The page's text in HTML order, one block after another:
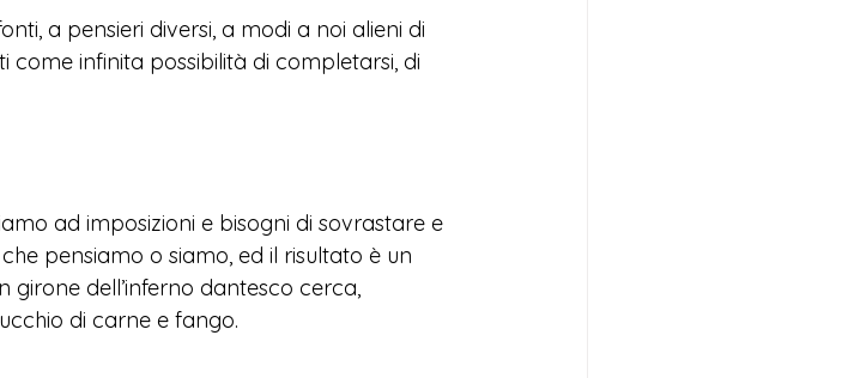
a pensieri diversi, a modi a noi alieni di
come infinita possibilità di completarsi, di
ad imposizioni e bisogni di sovrastare e
pensiamo o siamo, ed il risultato è un
dell’inferno dantesco cerca,
di carne e fango.